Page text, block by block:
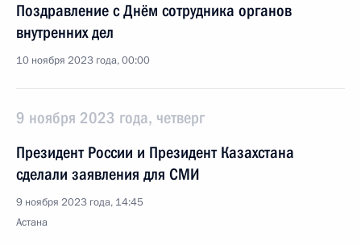
Поздравление с Днём сотрудника органов
внутренних дел
10 ноября 2023 года, 00:00
9 ноября 2023 года, четверг
Президент России и Президент Казахстана
сделали заявления для СМИ
9 ноября 2023 года, 14:45
Астана